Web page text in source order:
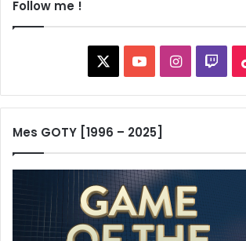
Follow me !
YouTube
Mes GOTY [1996 – 2025]